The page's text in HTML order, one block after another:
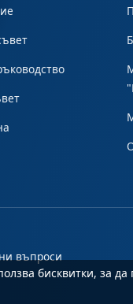
въпроси
бисквитки, за